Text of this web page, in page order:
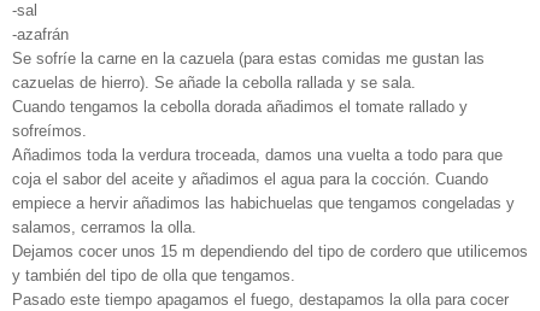
-sal
-azafrán
Se sofríe la carne en la cazuela (para estas comidas me gustan las
cazuelas de hierro). Se añade la cebolla rallada y se sala.
Cuando tengamos la cebolla dorada añadimos el tomate rallado y
sofreímos.
Añadimos toda la verdura troceada, damos una vuelta a todo para que
coja el sabor del aceite y añadimos el agua para la cocción. Cuando
empiece a hervir añadimos las habichuelas que tengamos congeladas y
salamos, cerramos la olla.
Dejamos cocer unos 15 m dependiendo del tipo de cordero que utilicemos
y también del tipo de olla que tengamos.
Pasado este tiempo apagamos el fuego, destapamos la olla para cocer